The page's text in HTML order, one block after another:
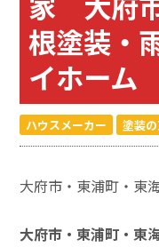
根塗装・
イホーム
ハウスメーカー 塗装
大府市・東浦町・東
大府市・東浦町・東